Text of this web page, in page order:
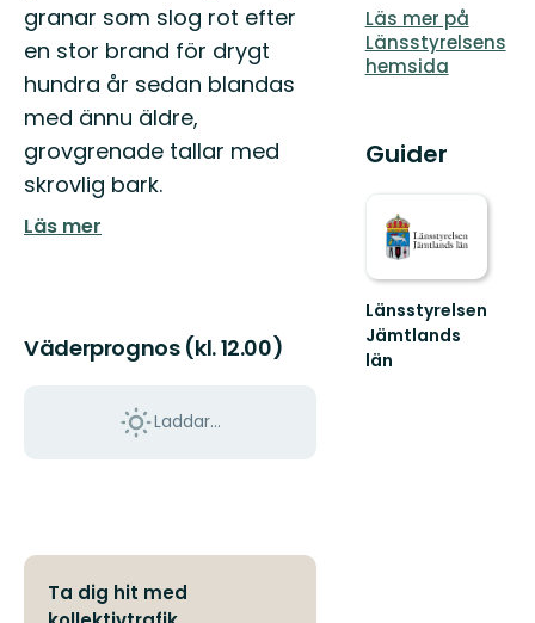
granar som slog rot efter
en stor brand för drygt
hundra år sedan blandas
med ännu äldre,
grovgrenade tallar med
skrovlig bark.
Läs mer
Väderprognos (kl. 12.00)
Laddar...
Ta dig hit med
Läs mer på
Länsstyrelsens
hemsida
Guider
Länsstyrelsen
Jämtlands
län